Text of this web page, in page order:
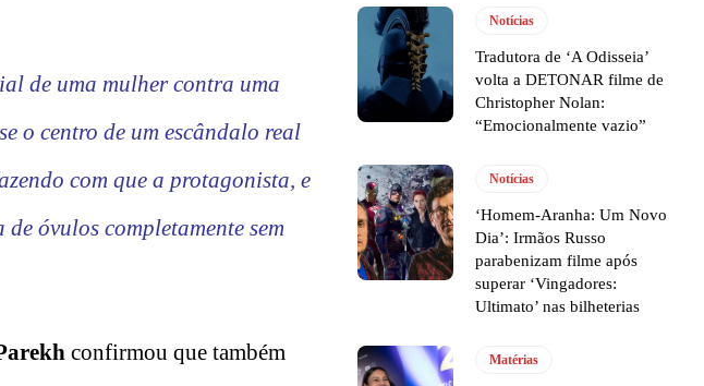
de uma mulher contra uma
o centro de um escândalo real
com que a protagonista, e
óvulos completamente sem
confirmou que também
Notícias
Tradutora de ‘A Odisseia’
volta a DETONAR filme de
Christopher Nolan:
“Emocionalmente vazio”
Notícias
‘Homem-Aranha: Um Novo
Dia’: Irmãos Russo
parabenizam filme após
superar ‘Vingadores:
Ultimato’ nas bilheterias
Matérias